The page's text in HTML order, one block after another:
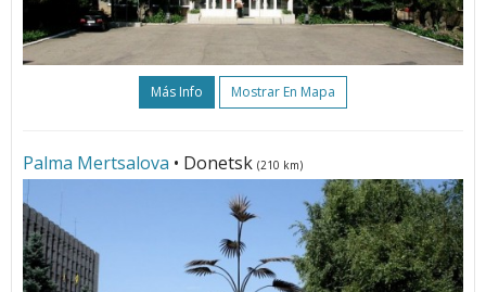
Más Info Mostrar En Mapa
Palma Mertsalova • Donetsk (210 km)